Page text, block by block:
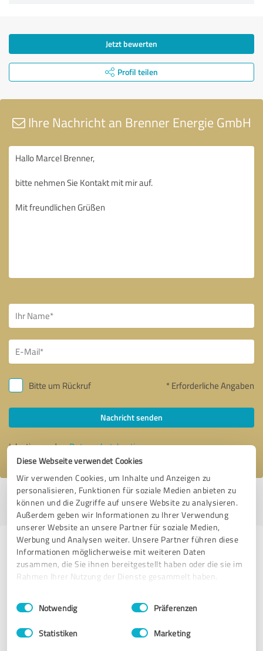
Diese Webseite verwendet Cookies
Wir verwenden Cookies, um Inhalte und Anzeigen zu
personalisieren, Funktionen für soziale Medien anbieten zu
können und die Zugriffe auf unsere Website zu analysieren.
Außerdem geben wir Informationen zu Ihrer Verwendung
unserer Website an unsere Partner für soziale Medien,
Werbung und Analysen weiter. Unsere Partner führen diese
Informationen möglicherweise mit weiteren Daten
zusammen, die Sie ihnen bereitgestellt haben oder die sie im
Rahmen Ihrer Nutzung der Dienste gesammelt haben.
Impressum Datenschutzbestimmungen
Einwilligungsauswahl
Notwendig Präferenzen
Statistiken Marketing
Jetzt bewerten
Profil teilen
Ihre Nachricht an Brenner Energie GmbH
Bitte um Rückruf * Erforderliche Angaben
Nachricht senden
Ich stimme denDatenschutzbestimmungenzu.
Profil aktiv seit 15.11.2020 | Letzte Aktualisierung: 15.11.2020
melden
Erfahrungen zu weiteren
Anbietern aus dem Bereich
Bauwesen
Ohle Infrarotheizung